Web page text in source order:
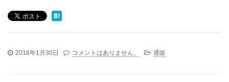
2016年1月30日 コメントはありません。 通販